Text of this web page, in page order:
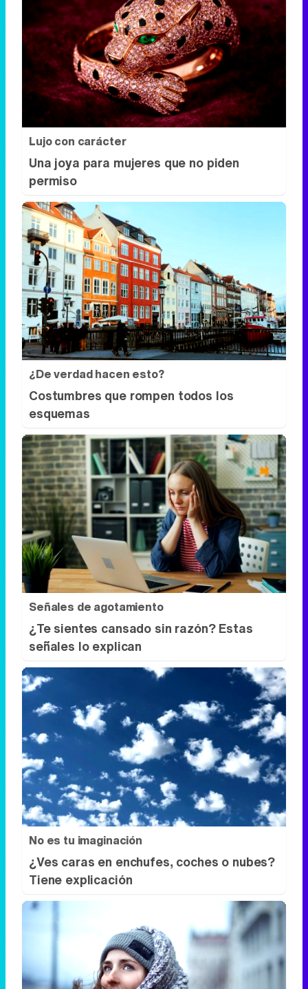
Lujo con carácter
Una joya para mujeres que no piden
permiso
¿De verdad hacen esto?
Costumbres que rompen todos los
esquemas
Señales de agotamiento
¿Te sientes cansado sin razón? Estas
señales lo explican
No es tu imaginación
¿Ves caras en enchufes, coches o nubes?
Tiene explicación